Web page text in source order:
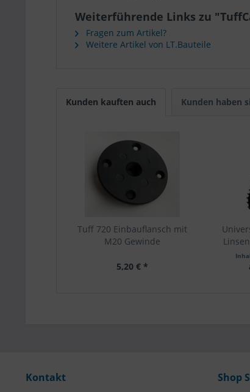
Weiterführende Links zu
Fragen zum Artikel?
Weitere Artikel von LT.Bauteile
Kunden kauften auch Kunden haben
Tuff 720 Einbauflansch mit
M20 Gewinde
5,20 € *
Kontakt Shop